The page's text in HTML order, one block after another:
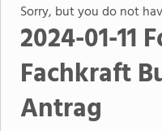
Sorry, but you do not
2024-01-11
Fachkraft
Antrag